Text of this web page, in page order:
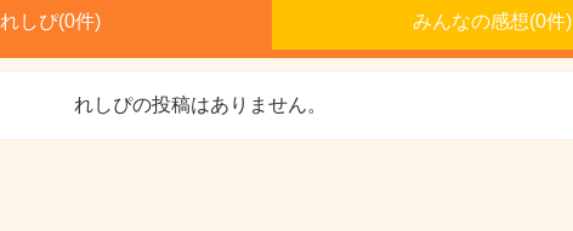
れしぴ(0件) みんなの感想(0件)
れしぴの投稿はありません。